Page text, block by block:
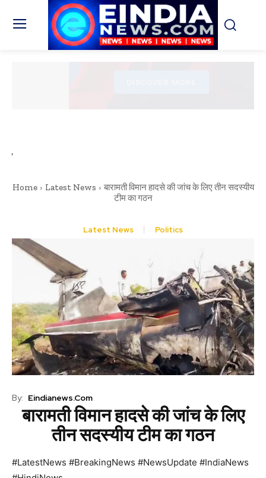
Home Latest News
बारामती विमान हादसे की जांच के लिए तीन सदस्यीय
टीम का गठन
Latest News Politics
By: Eindianews.com
बारामती विमान हादसे की जांच के लिए
तीन सदस्यीय टीम का गठन
#LatestNews #BreakingNews #NewsUpdate #IndiaNews